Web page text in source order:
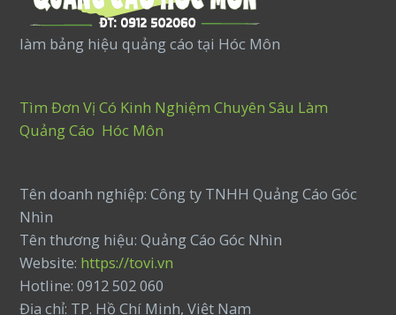
làm bảng hiệu quảng cáo tại Hóc Môn
Tìm Đơn Vị Có Kinh Nghiệm Chuyên Sâu Làm
Quảng Cáo Hóc Môn
Tên doanh nghiệp: Công ty TNHH Quảng Cáo Góc
Nhìn
Tên thương hiệu: Quảng Cáo Góc Nhìn
Website: https://tovi.vn
Hotline: 0912 502 060
Địa chỉ: TP. Hồ Chí Minh, Việt Nam